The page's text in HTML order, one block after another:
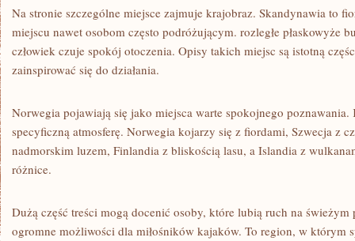
Na stronie szczególne miejsce zajmuje krajobraz. Skandynawia to
miejscu nawet osobom często podróżującym. rozległe płaskowyże
człowiek czuje spokój otoczenia. Opisy takich miejsc są istotną
zainspirować się do działania.
Norwegia pojawiają się jako miejsca warte spokojnego
specyficzną atmosferę. Norwegia kojarzy się z fiordami, Szwecja z
nadmorskim luzem, Finlandia z bliskością lasu, a Islandia z
różnice.
Dużą część treści mogą docenić osoby, które lubią ruch na
ogromne możliwości dla miłośników kajaków. To region, w którym